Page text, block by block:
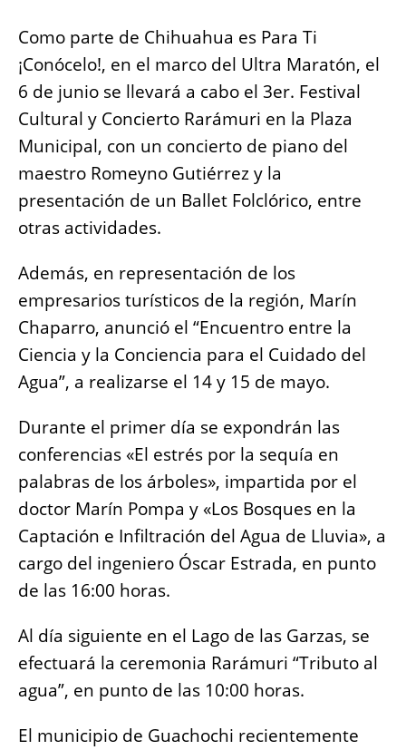
Como parte de Chihuahua es Para Ti
¡Conócelo!, en el marco del Ultra Maratón, el
6 de junio se llevará a cabo el 3er. Festival
Cultural y Concierto Rarámuri en la Plaza
Municipal, con un concierto de piano del
maestro Romeyno Gutiérrez y la
presentación de un Ballet Folclórico, entre
otras actividades.
Además, en representación de los
empresarios turísticos de la región, Marín
Chaparro, anunció el “Encuentro entre la
Ciencia y la Conciencia para el Cuidado del
Agua”, a realizarse el 14 y 15 de mayo.
Durante el primer día se expondrán las
conferencias «El estrés por la sequía en
palabras de los árboles», impartida por el
doctor Marín Pompa y «Los Bosques en la
Captación e Infiltración del Agua de Lluvia», a
cargo del ingeniero Óscar Estrada, en punto
de las 16:00 horas.
Al día siguiente en el Lago de las Garzas, se
efectuará la ceremonia Rarámuri “Tributo al
agua”, en punto de las 10:00 horas.
El municipio de Guachochi recientemente